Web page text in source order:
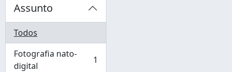
Assunto
Todos
Fotografia nato-
digital
, 1 resultados 1